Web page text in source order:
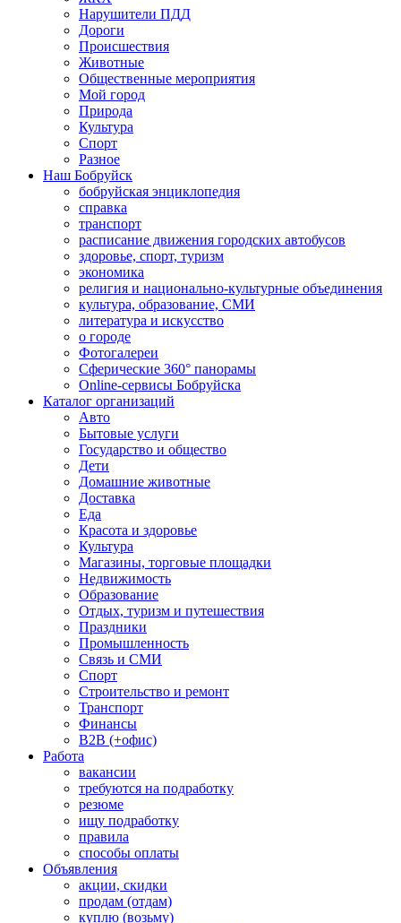
Нарушители ПДД
Дороги
Происшествия
Животные
Общественные мероприятия
Мой город
Природа
Культура
Спорт
Разное
Наш Бобруйск
бобруйская энциклопедия
справка
транспорт
расписание движения городских автобусов
здоровье, спорт, туризм
экономика
религия и национально-культурные объединения
культура, образование, СМИ
литература и искусство
о городе
Фотогалереи
Сферические 360° панорамы
Online-сервисы Бобруйска
Каталог организаций
Авто
Бытовые услуги
Государство и общество
Дети
Домашние животные
Доставка
Еда
Красота и здоровье
Культура
Магазины, торговые площадки
Недвижимость
Образование
Отдых, туризм и путешествия
Праздники
Промышленность
Связь и СМИ
Спорт
Строительство и ремонт
Транспорт
Финансы
B2B (+офис)
Работа
вакансии
требуются на подработку
резюме
ищу подработку
правила
способы оплаты
Объявления
акции, скидки
продам (отдам)
куплю (возьму)